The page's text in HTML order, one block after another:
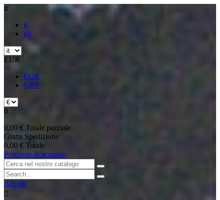
it
it
gb
EUR
EUR
GBP
0
0,00 € Totale parziale
Gratis Spedizione
0,00 € Totale
Processo di acquisto
Accedi
